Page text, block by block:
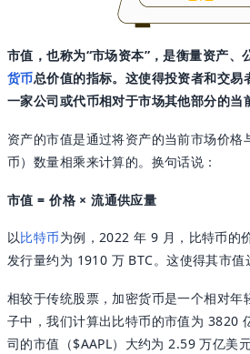
市值，也称为“市场资本”，是衡量资产、
货币总价值的指标。这使得投资者和交易
一家公司或代币相对于市场其他部分的当
资产的市值是通过将资产的当前市场价格
币）数量相乘来计算的。换句话说：
市值 = 价格 × 流通供应量
以比特币为例，2022 年 9 月，比特币的
发行量约为 1910 万 BTC。这使得其市值
相较于传统股票，加密货币是一个相对年
子中，我们计算出比特币的市值为 3820
司的市值（$AAPL）大约为 2.59 万亿美元